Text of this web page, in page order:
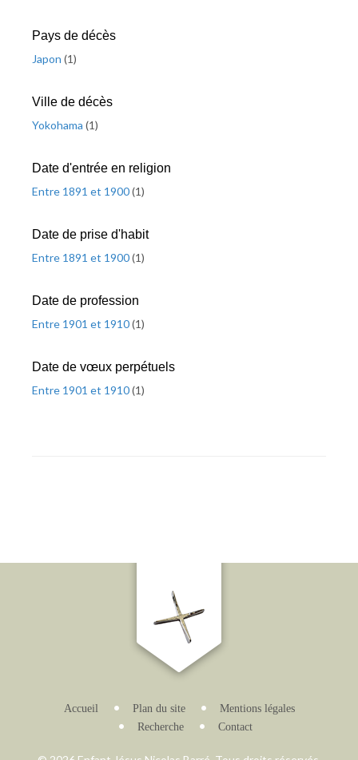
Pays de décès
Japon (1)
Ville de décès
Yokohama (1)
Date d'entrée en religion
Entre 1891 et 1900(1)
Date de prise d'habit
Entre 1891 et 1900(1)
Date de profession
Entre 1901 et 1910(1)
Date de vœux perpétuels
Entre 1901 et 1910(1)
Accueil Plan du site
Mentions légales
Recherche
Contact